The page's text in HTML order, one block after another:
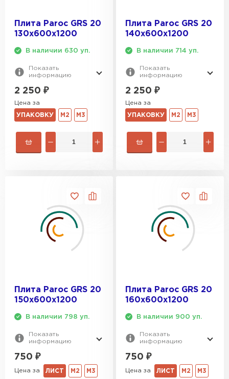
Плита Paroc GRS 20
130х600х1200
В наличии 630 уп.
Показать
информацию
2 250 ₽
Цена за
УПАКОВКУ М2 М3
Плита Paroc GRS 20
140х600х1200
В наличии 714 уп.
Показать
информацию
2 250 ₽
Цена за
УПАКОВКУ М2 М3
Плита Paroc GRS 20
150х600х1200
В наличии 798 уп.
Показать
информацию
750 ₽
Цена за ЛИСТ М2 М3
Плита Paroc GRS 20
160х600х1200
В наличии 900 уп.
Показать
информацию
750 ₽
Цена за ЛИСТ М2 М3
Сэндвич-панели
Утеплитель Baswool
ПЕРЕЙТИ